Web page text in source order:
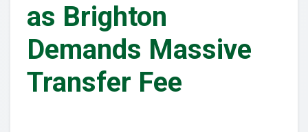
as Brighton
Demands Massive
Transfer Fee